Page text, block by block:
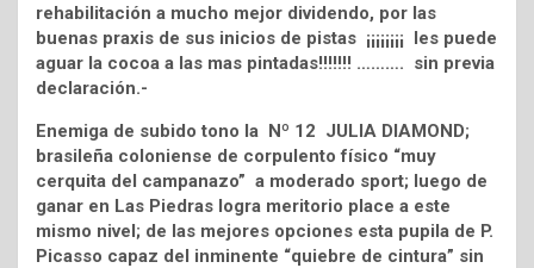
rehabilitación a mucho mejor dividendo, por las
buenas praxis de sus inicios de pistas ¡¡¡¡¡¡¡¡ les puede
aguar la cocoa a las mas pintadas!!!!!!! ………. sin previa
declaración.-
Enemiga de subido tono la Nº 12 JULIA DIAMOND;
brasileña coloniense de corpulento físico “muy
cerquita del campanazo” a moderado sport; luego de
ganar en Las Piedras logra meritorio place a este
mismo nivel; de las mejores opciones esta pupila de P.
Picasso capaz del inminente “quiebre de cintura” sin